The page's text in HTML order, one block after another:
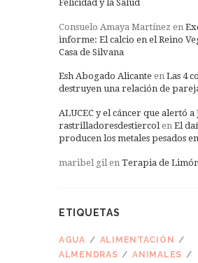
Felicidad y la Salud
Consuelo Amaya Martínez en
informe: El calcio en el Reino
Casa de Silvana
Esh Abogado Alicante en Las 4
destruyen una relación de
ALUCEC y el cáncer que alertó a
rastrilladoresdestiercolen El
producen los metales pesados
maribel gilen Terapia de
ETIQUETAS
AGUA
ALIMENTACIÓN
ALMENDRAS
ANIMALES